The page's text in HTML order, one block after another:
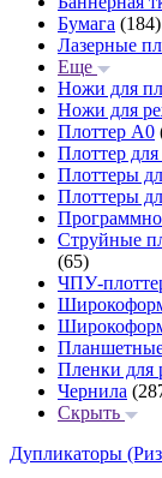
Бумага (184)
Лазерные
Еще
Ножи для
Ножи для
Плоттер А0
Плоттер
Плоттеры
Плоттеры
Струйные
(65)
ЧПУ-
Пленки для
Чернила
Скрыть
Дупликаторы